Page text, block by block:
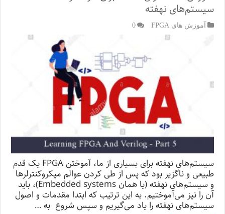
سیستم‌‌های نهفته
آموزش های FPGA 0
سیستم‌‌های نهفته برای بسیاری از ما، آموختن FPGA یک قدم
طبیعی و ناگزیر بود که پس از طی کردن عوالم میکروکنترلرها
و سیستم‌های نهفته (یا همان Embedded systems)، باید
آن را نیز می‌آموختیم. به این ترتیب که ابتدا مقدمات و اصول
سیستم‌های نهفته را یاد می‌گیریم و سپس شروع به …